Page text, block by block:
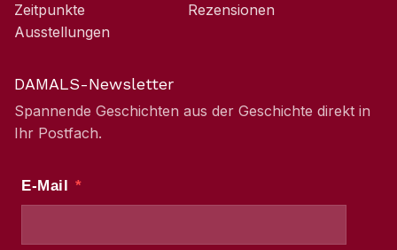
Zeitpunkte
Ausstellungen
Rezensionen
DAMALS-Newsletter
Spannende Geschichten aus der Geschichte direkt in
Ihr Postfach.